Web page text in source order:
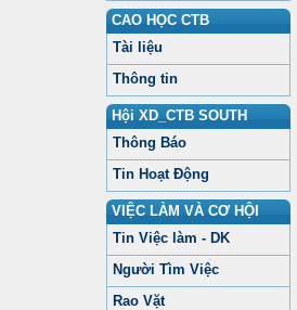
CAO HỌC CTB
Tài liệu
Thông tin
Hội XD_CTB SOUTH
Thông Báo
Tin Hoạt Động
VIỆC LÀM VÀ CƠ HỘI
Tin Việc làm - DK
Người Tìm Việc
Rao Vặt